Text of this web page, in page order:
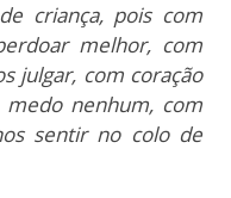
criança, pois com
melhor, com
julgar, com coração
nenhum, com
sentir no colo de